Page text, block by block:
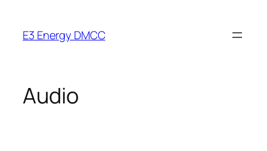
content
E3 Energy DMCC
Audio